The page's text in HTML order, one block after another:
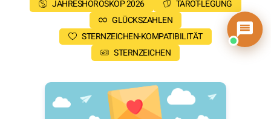
JAHRESHOROSKOP 2026
TAROT-LEGUNG
GLÜCKSZAHLEN
STERNZEICHEN-KOMPATIBILITÄT
STERNZEICHEN